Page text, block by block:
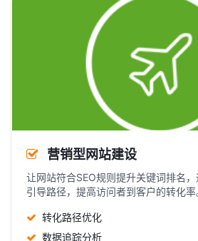
营销型网站建设
让网站符合SEO规则提升关键词排名
引导路径，提高访问者到客户的转化率
转化路径优化
数据追踪分析